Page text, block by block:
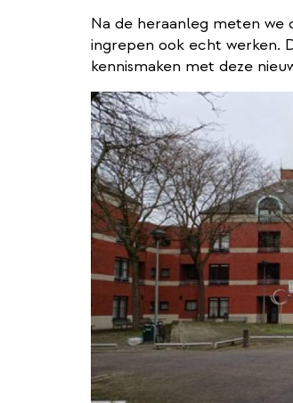
Na de heraanleg meten
ingrepen ook echt werken.
kennismaken met deze